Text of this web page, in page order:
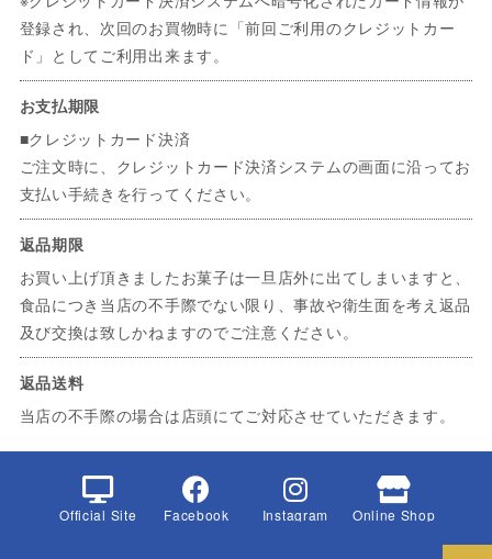
登録され、次回のお買物時に「前回ご利用のクレジットカー
ド」としてご利用出来ます。
お支払期限
■クレジットカード決済
ご注文時に、クレジットカード決済システムの画面に沿ってお
支払い手続きを行ってください。
返品期限
お買い上げ頂きましたお菓子は一旦店外に出てしまいますと、
食品につき当店の不手際でない限り、事故や衛生面を考え返品
及び交換は致しかねますのでご注意ください。
返品送料
当店の不手際の場合は店頭にてご対応させていただきます。
Official Site Facebook Instagram Online Shop